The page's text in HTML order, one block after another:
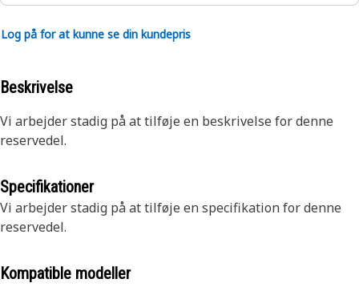
Log på for at kunne se din kundepris
Beskrivelse
Vi arbejder stadig på at tilføje en beskrivelse for denne
reservedel.
Specifikationer
Vi arbejder stadig på at tilføje en specifikation for denne
reservedel.
Kompatible modeller